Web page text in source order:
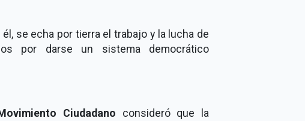
se echa por tierra el trabajo y la lucha de
por darse un sistema democrático
Ciudadano consideró que la